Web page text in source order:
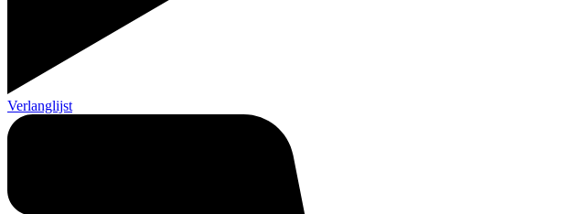
Verlanglijst